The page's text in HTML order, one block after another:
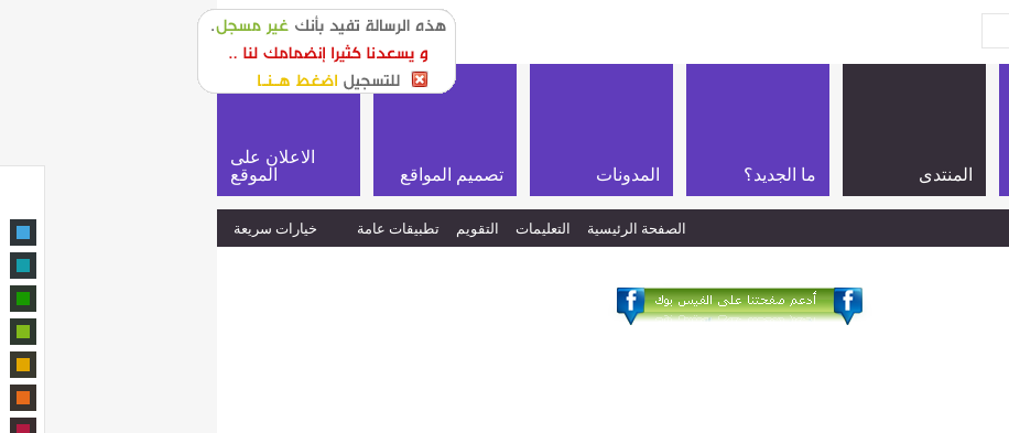
or login
المنتدى
الصفحة الرئيسية التعليمات التقويم تطبيقات عامة خيارات سريعة
ما الجديد؟ المدونات تصميم المواقع
الاعلان على
الموقع